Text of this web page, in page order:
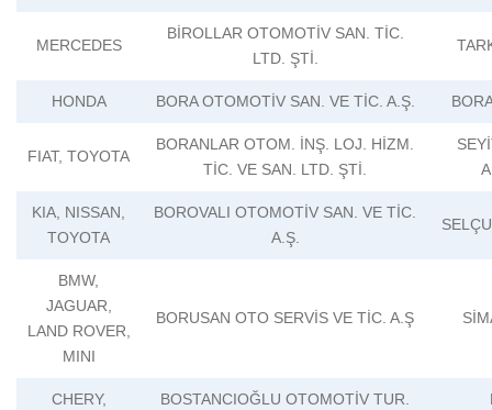
MERCEDES
BİROLLAR OTOMOTİV SAN. TİC.
LTD. ŞTİ.
HONDA BORA OTOMOTİV SAN. VE TİC. A.Ş.
FIAT, TOYOTA
BORANLAR OTOM. İNŞ. LOJ. HİZM.
TİC. VE SAN. LTD. ŞTİ.
KIA, NISSAN,
TOYOTA
BOROVALI OTOMOTİV SAN. VE TİC.
A.Ş.
BMW,
JAGUAR,
LAND ROVER,
MINI
BORUSAN OTO SERVİS VE TİC. A.Ş
CHERY,
BOSTANCIOĞLU OTOMOTİV TUR.